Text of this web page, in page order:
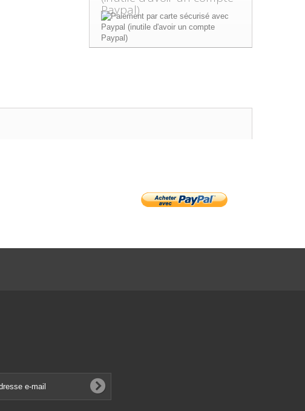
Paypal)